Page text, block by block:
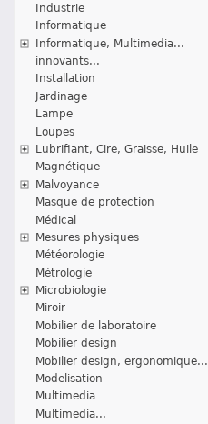
Industrie
Informatique
Informatique, Multimedia...
innovants...
Installation
Jardinage
Lampe
Loupes
Lubrifiant, Cire, Graisse, Huile
Magnétique
Malvoyance
Masque de protection
Médical
Mesures physiques
Météorologie
Métrologie
Microbiologie
Miroir
Mobilier de laboratoire
Mobilier design
Mobilier design, ergonomique...
Modelisation
Multimedia
Multimedia...